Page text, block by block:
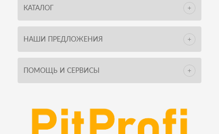
КАТАЛОГ
НАШИ ПРЕДЛОЖЕНИЯ
ПОМОЩЬ И СЕРВИСЫ